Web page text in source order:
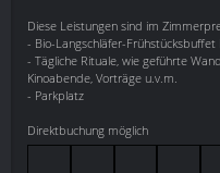
Diese Leistungen sind im
- Bio-Langschläfer-Frühstücksbuffet
- Tägliche Rituale, wie geführte
Kinoabende, Vorträge u.v.m.
- Parkplatz
Direktbuchung möglich